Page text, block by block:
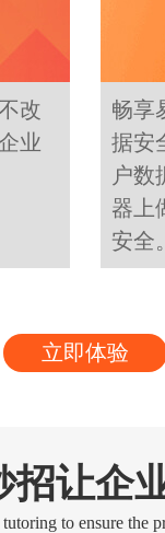
改
业
畅享
据安
户数
器上
安全
立即体验
招让企
to ensure the